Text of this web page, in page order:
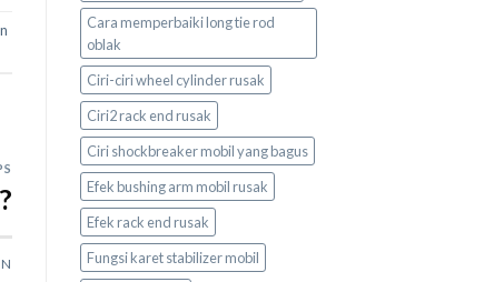
Cara memperbaiki long tie rod
oblak
Ciri-ciri wheel cylinder rusak
Ciri2 rack end rusak
Ciri shockbreaker mobil yang bagus
Efek bushing arm mobil rusak
Efek rack end rusak
Fungsi karet stabilizer mobil